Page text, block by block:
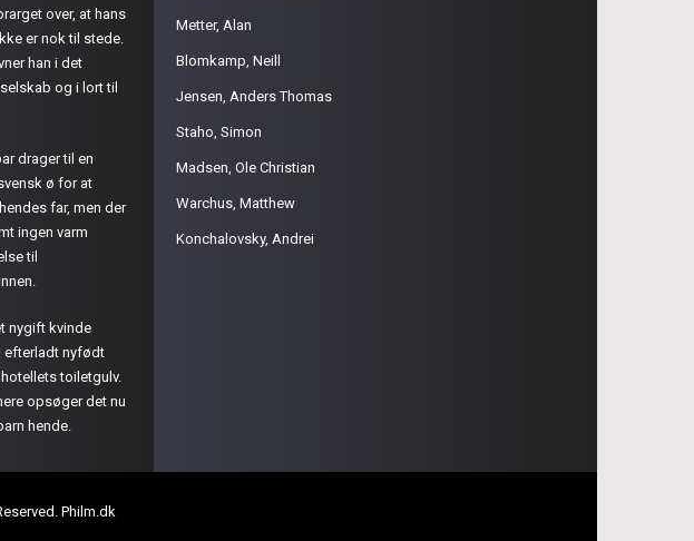
over, at hans
er nok til stede.
han i det
og i lort til
drager til en
ø for at
far, men der
ingen varm
til
nygift kvinde
efterladt nyfødt
toiletgulv.
opsøger det nu
hende.
Metter, Alan
Blomkamp, Neill
Jensen, Anders Thomas
Staho, Simon
Madsen, Ole Christian
Warchus, Matthew
Konchalovsky, Andrei
Philm.dk